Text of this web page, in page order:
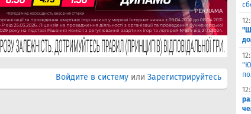
Войдите в систему или Зарегистрируйтесь